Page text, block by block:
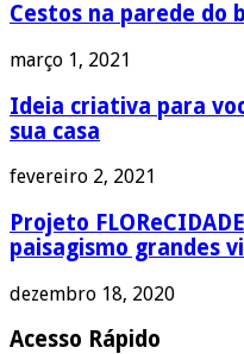
Cestos na parede do
março 1, 2021
Ideia criativa para
sua casa
fevereiro 2, 2021
Projeto
paisagismo grandes
dezembro 18, 2020
Acesso Rápido